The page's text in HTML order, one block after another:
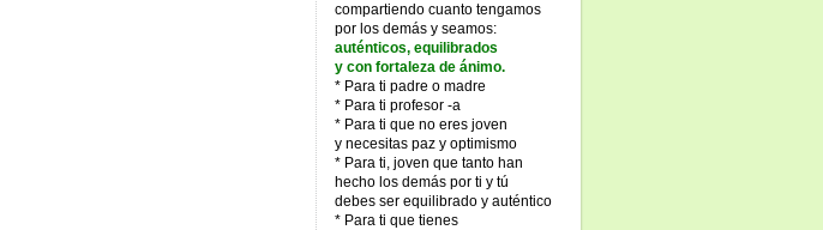
compartiendo cuanto tengamos
por los demás y seamos:
auténticos, equilibrados
y con fortaleza de ánimo.
* Para ti padre o madre
* Para ti profesor -a
* Para ti que no eres joven
y necesitas paz y optimismo
* Para ti, joven que tanto han
hecho los demás por ti y tú
debes ser equilibrado y auténtico
* Para ti que tienes